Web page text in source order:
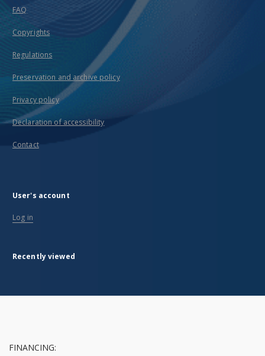
FAQ
Copyrights
Regulations
Preservation and archive policy
Privacy policy
Declaration of accessibility
Contact
User's account
Log in
Recently viewed
FINANCING: